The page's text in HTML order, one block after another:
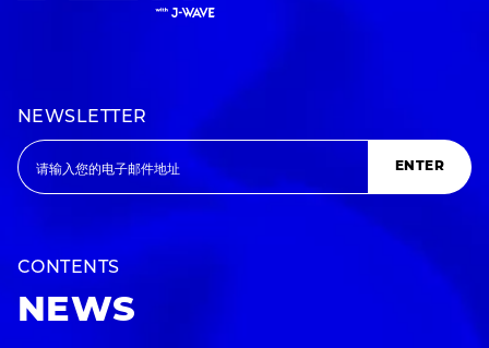
NEWSLETTER
ENTER
CONTENTS
NEWS